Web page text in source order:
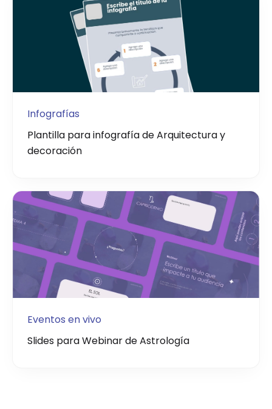
Infografías
Plantilla para infografía de Arquitectura y
decoración
Eventos en vivo
Slides para Webinar de Astrología